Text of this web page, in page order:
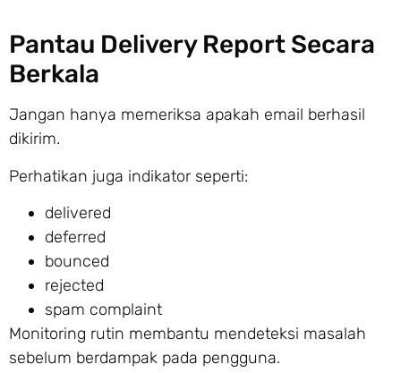
Pantau Delivery Report Secara
Berkala
Jangan hanya memeriksa apakah email berhasil
dikirim.
Perhatikan juga indikator seperti:
delivered
deferred
bounced
rejected
spam complaint
Monitoring rutin membantu mendeteksi masalah
sebelum berdampak pada pengguna.